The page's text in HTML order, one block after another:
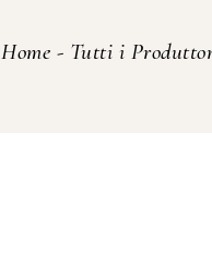
Home - Tutti i